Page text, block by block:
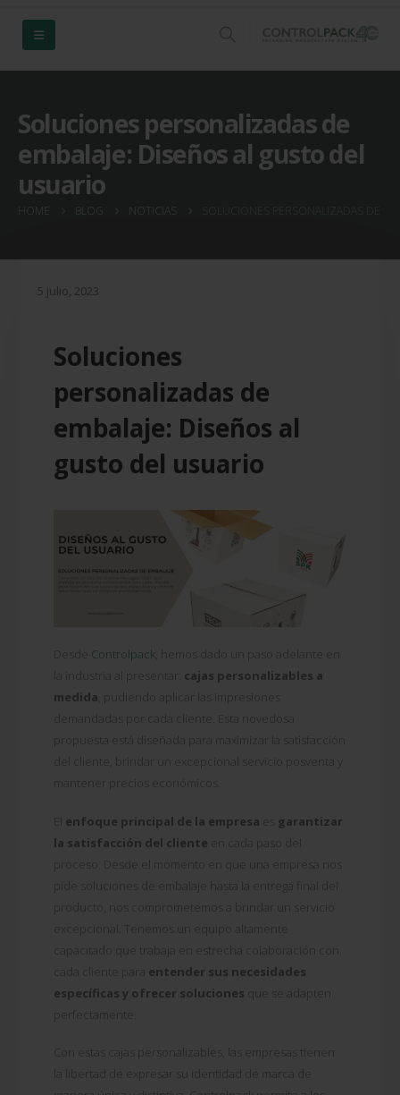
Soluciones personalizadas de
embalaje: Diseños al gusto del
usuario
HOME BLOG NOTICIAS
5 julio, 2023
Soluciones
personalizadas de
embalaje: Diseños al
gusto del usuario
Controlpack , hemos dado un paso adelante en
la industria al presentar: cajas personalizables a
medida , pudiendo aplicar las impresiones
demandadas por cada cliente. Esta novedosa
propuesta está diseñada para maximizar la satisfacción
del cliente, brindar un excepcional servicio posventa y
mantener precios económicos.
enfoque principal de la empresa
garantizar
la satisfacción del cliente
proceso. Desde el momento en que una empresa nos
pide soluciones de embalaje hasta la entrega final del
producto, nos comprometemos a brindar un servicio
excepcional. Tenemos un equipo altamente
capacitado que trabaja en estrecha colaboración con
cada cliente para entender sus necesidades
específicas y ofrecer soluciones que se adapten
perfectamente.
Con estas cajas personalizables, las empresas tienen
la libertad de expresar su identidad de marca de